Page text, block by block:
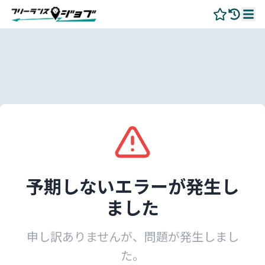
予期しないエラーが発生し
ました
申し訳ありませんが、問題が発生しまし
た。